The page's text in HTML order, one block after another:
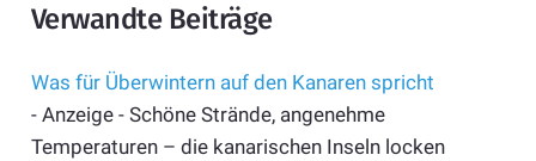
Verwandte Beiträge
Was für Überwintern auf den Kanaren spricht
- Anzeige - Schöne Strände, angenehme
Temperaturen – die kanarischen Inseln locken